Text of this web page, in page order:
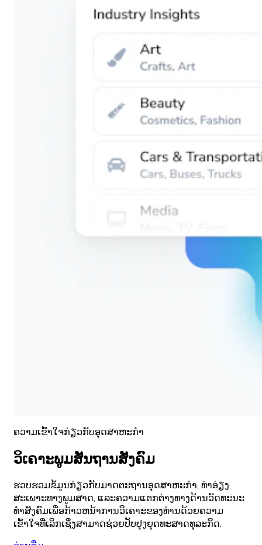
ຄວາມເຂົ້າໃຈກ່ຽວກັບອຸດສາຫະກໍາ
ວິເຄາະພູມສັນຖານສັງຄົມ
ຮວບຮວມຂໍ້ມູນກ່ຽວກັບມາດຕະຖານອຸດສາຫະກໍາ, ທ່າອ່ຽງ
ສະເພາະທາງພູມສາດ, ແລະຄວາມແຕກຕ່າງທາງດ້ານວັດທະນະ
ທໍາສັງຄົມເພື່ອກ້າວຫນ້າການວິເຄາະຂອງທ່ານດ້ວຍຄວາມ
ເຂົ້າໃຈທີ່ເລິກເຊິ່ງສາມາດຊ່ວຍປັບປຸງຍຸດທະສາດທຸລະກິດ.